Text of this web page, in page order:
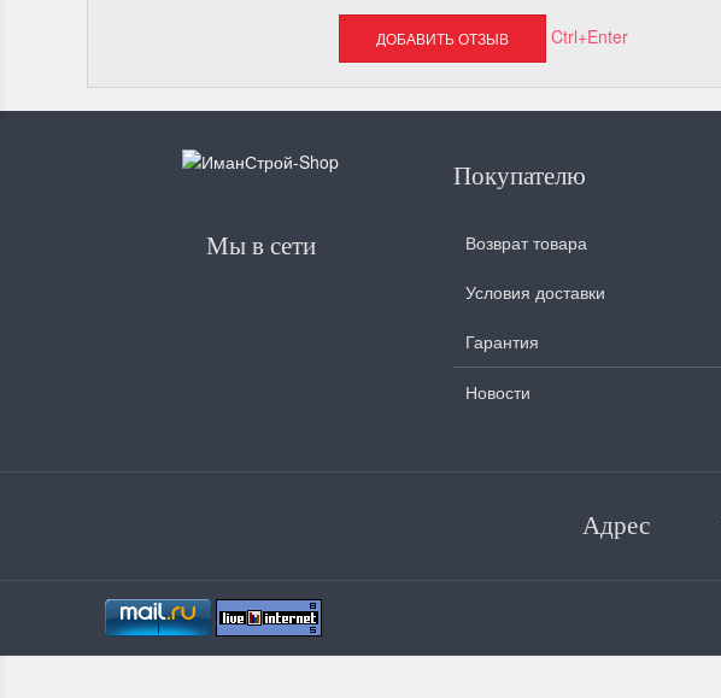
Ctrl+Enter
Мы в сети
Покупателю
Возврат товара
Условия доставки
Гарантия
Новости
Адрес